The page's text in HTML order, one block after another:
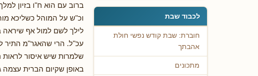
לכבוד שבת
חוברת: שבת קודש נפשי חולת
אהבתך
מתכונים
ברוב עם הוא ח"ו בזיון
וכ"ש על המוהל כשליכא
לילך לשם למול אף
עכ"ל. הרי שהאגר"מ התיר
שלמרות שיש איסור
באופן שקיום הברית עצמה